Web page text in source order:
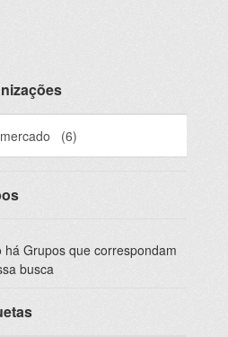
(6)
há Grupos que correspondam
busca